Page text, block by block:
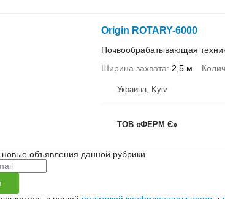
Origin ROTARY-6000
Почвообрабатывающая
Ширина захвата
2,5 м
Украина, Kyiv
ТОВ «ФЕРМ Є»
объявления данной рубрики